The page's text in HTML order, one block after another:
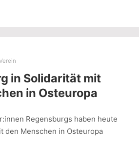
in Solidarität mit
in Osteuropa
Regensburgs haben heute
den Menschen in Osteuropa